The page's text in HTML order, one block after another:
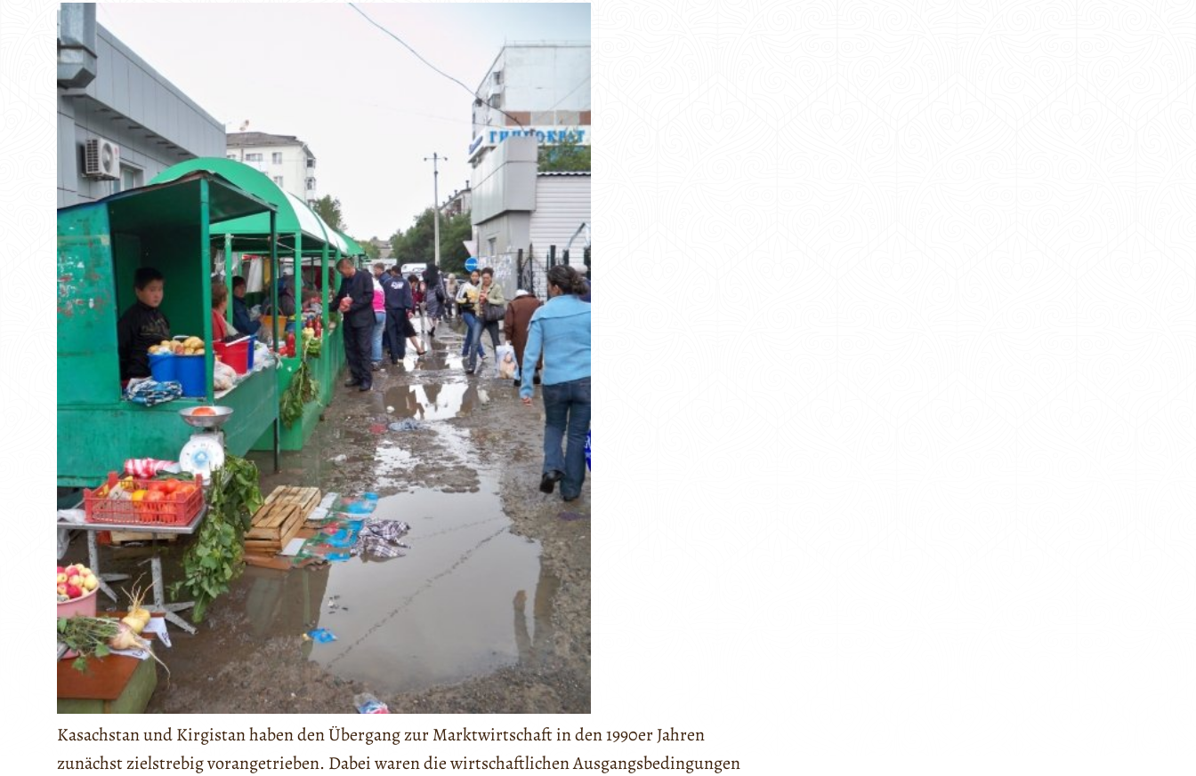
Kasachstan und Kirgis­tan haben den Übergang zur Marktwirtschaft in den 1990er Jahren
zunächst zielstrebig vorangetrieben. Dabei waren die wirtschaftlichen Ausgangsbedingungen